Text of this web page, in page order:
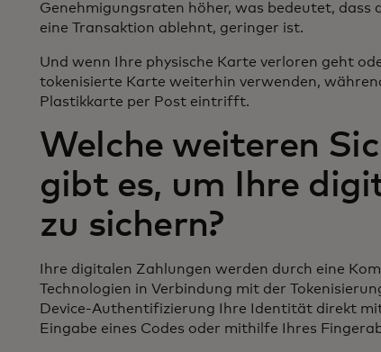
Genehmigungsraten höher, was bedeutet, dass
eine Transaktion ablehnt, geringer ist.
Und wenn Ihre physische Karte verloren geht
tokenisierte Karte weiterhin verwenden,
Plastikkarte per Post eintrifft.
Welche weiteren
gibt es, um Ihre
zu sichern?
Ihre digitalen Zahlungen werden durch eine
Technologien in Verbindung mit der
Device-Authentifizierung Ihre Identität direkt
Eingabe eines Codes oder mithilfe Ihres